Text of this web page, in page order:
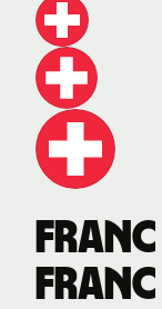
franc
franc